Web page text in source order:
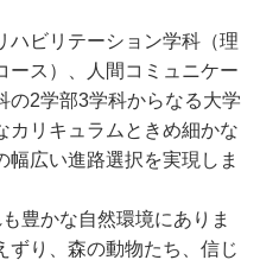
ハビリテーション学科（理
ース）、人間コミュニケー
の2学部3学科からなる大学
カリキュラムときめ細かな
広い進路選択を実現しま
豊かな自然環境にありま
ずり、森の動物たち、信じ